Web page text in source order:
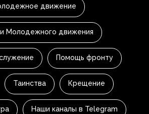
движение
Молодежного движения
Помощь фронту
Таинства Крещение
Наши каналы в Telegram